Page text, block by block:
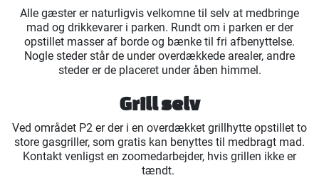
Alle gæster er naturligvis velkomne til selv at medbringe
mad og drikkevarer i parken. Rundt om i parken er der
opstillet masser af borde og bænke til fri afbenyttelse.
Nogle steder står de under overdækkede arealer, andre
steder er de placeret under åben himmel.
Grill selv
Ved området P2 er der i en overdækket grillhytte opstillet to
store gasgriller, som gratis kan benyttes til medbragt mad.
Kontakt venligst en zoomedarbejder, hvis grillen ikke er
tændt.